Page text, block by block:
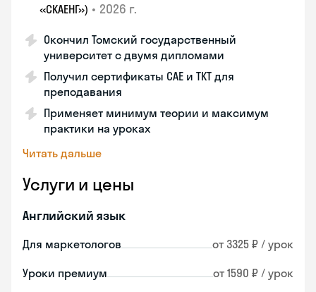
«СКАЕНГ») • 2026 г.
Окончил Томский государственный
университет с двумя дипломами
Получил сертификаты CAE и TKT для
преподавания
Применяет минимум теории и максимум
практики на уроках
Читать дальше
Услуги и цены
Английский язык
Для маркетологов от 3325 ₽ / урок
Уроки премиум от 1590 ₽ / урок